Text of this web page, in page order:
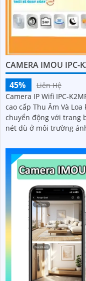
CAMERA IMOU IPC-
45%
Liên Hệ
Camera IP Wifi IPC-
cao cấp Thu Âm Và
chuyển động với trang
nét dù ở môi trường